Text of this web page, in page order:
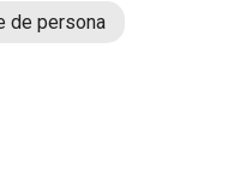
de persona